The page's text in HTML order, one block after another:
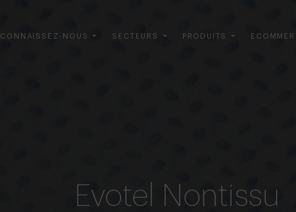
CONNAISSEZ-NOUS SECTEURS PRODUITS
Evotel Nontissu